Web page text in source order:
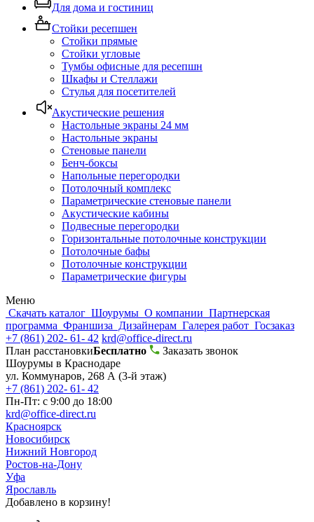
Для дома и гостиниц
Стойки ресепшен
Стойки прямые
Стойки угловые
Тумбы офисные для ресепшн
Шкафы и Стеллажи
Стулья для посетителей
Акустические решения
Настольные экраны 24 мм
Настольные экраны
Стеновые панели
Бенч-боксы
Напольные перегородки
Потолочный комплекс
Параметрические стеновые панели
Акустические кабины
Подвесные перегородки
Горизонтальные потолочные конструкции
Потолочные бафы
Потолочные конструкции
Параметрические фигуры
Меню
Скачать каталог Шоурумы О компании Партнерская
программа Франшиза Дизайнерам Галерея работ Госзаказ
+7 (861) 202- 61- 42 krd@office-direct.ru
План расстановкиБесплатно
Заказать звонок
Шоурумы в Краснодаре
ул. Коммунаров, 268 А (3-й этаж)
+7 (861) 202- 61- 42
Пн-Пт: с 9:00 до 18:00
krd@office-direct.ru
Красноярск
Новосибирск
Нижний Новгород
Ростов-на-Дону
Уфа
Ярославль
Добавлено в корзину!